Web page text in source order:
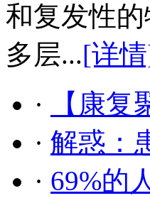
和复发性
多层...[详
·
【康
· 解惑：
· 69%的